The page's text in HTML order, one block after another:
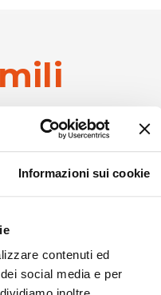
Informazioni sui cookie
contenuti ed
social media e per